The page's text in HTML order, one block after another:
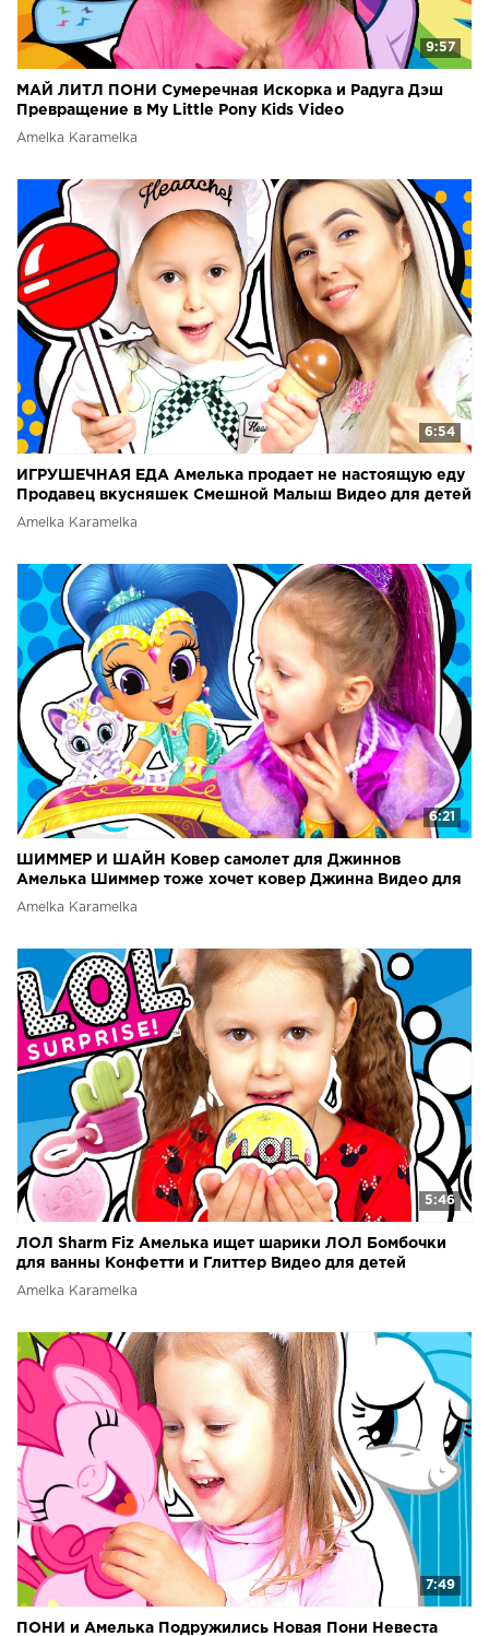
9:57
МАЙ ЛИТЛ ПОНИ Сумеречная Искорка и Радуга Дэш
Превращение в My Little Pony Kids Video
Amelka Karamelka
6:54
ИГРУШЕЧНАЯ ЕДА Амелька продает не настоящую еду
Продавец вкусняшек Смешной Малыш Видео для детей
Amelka Karamelka
6:21
ШИММЕР И ШАЙН Ковер самолет для Джиннов
Амелька Шиммер тоже хочет ковер Джинна Видео для
детей
Amelka Karamelka
5:46
ЛОЛ Sharm Fiz Амелька ищет шарики ЛОЛ Бомбочки
для ванны Конфетти и Глиттер Видео для детей
Amelka Karamelka
7:49
ПОНИ и Амелька Подружились Новая Пони Невеста